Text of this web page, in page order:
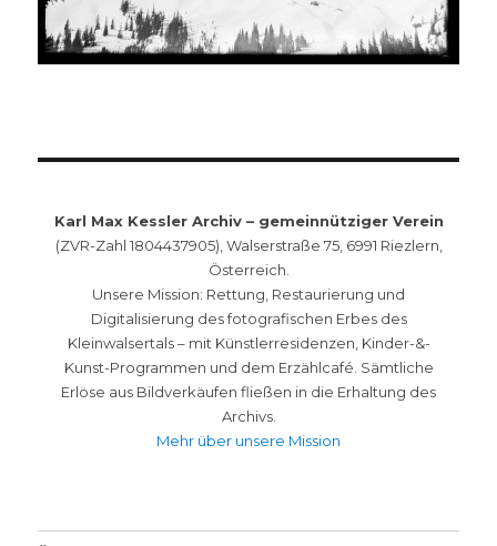
Karl Max Kessler Archiv – gemeinnütziger Verein
(ZVR-Zahl 1804437905), Walserstraße 75, 6991 Riezlern,
Österreich.
Unsere Mission: Rettung, Restaurierung und
Digitalisierung des fotografischen Erbes des
Kleinwalsertals – mit Künstlerresidenzen, Kinder-&-
Kunst-Programmen und dem Erzählcafé. Sämtliche
Erlöse aus Bildverkäufen fließen in die Erhaltung des
Archivs.
Mehr über unsere Mission